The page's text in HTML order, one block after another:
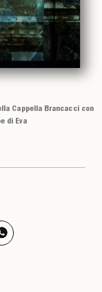
Cappella Brancacci con
di Eva